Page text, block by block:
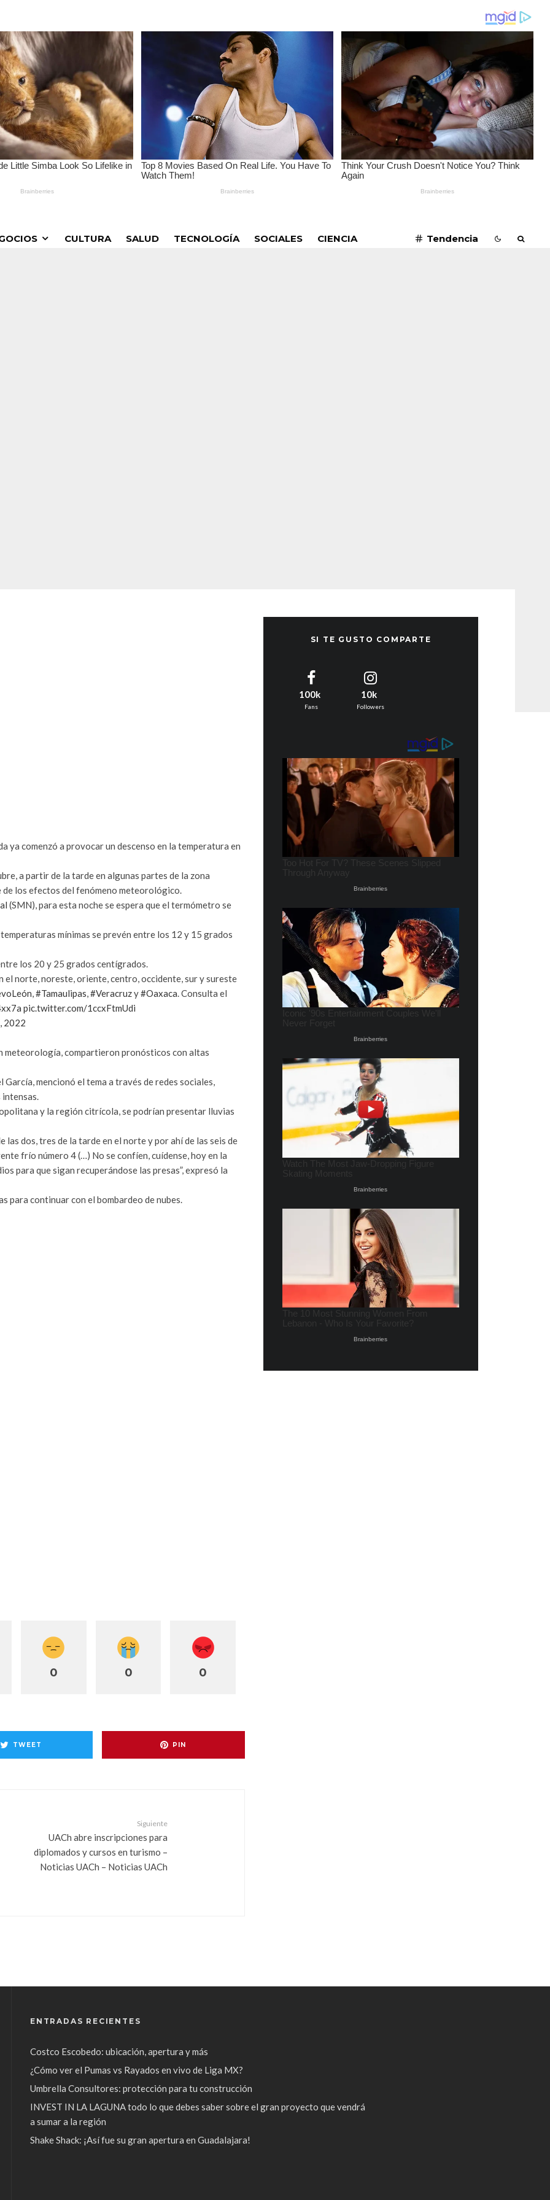
CULTURA SALUD TECNOLOGÍA SOCIALES CIENCIA Tendencia
ya comenzó a provocar un descenso en la temperatura en
a partir de la tarde en algunas partes de la zona
los efectos del fenómeno meteorológico.
(SMN), para esta noche se espera que el termómetro se
mínimas se prevén entre los 12 y 15 grados
los 20 y 25 grados centígrados.
el norte, noreste, oriente, centro, occidente, sur y sureste
,#Tamaulipas,#Veracruzy#Oaxaca. Consulta el
pic.twitter.com/1ccxFtmUdi
2022
meteorología, compartieron pronósticos con altas
mencionó el tema a través de redes sociales,
y la región citrícola, se podrían presentar lluvias
dos, tres de la tarde en el norte y por ahí de las seis de
frío número 4 (…) No se confíen, cuídense, hoy en la
para que sigan recuperándose las presas”, expresó la
para continuar con el bombardeo de nubes.
0 0 0
TWEET PIN
Siguiente
UACh abre inscripciones para
diplomados y cursos en turismo –
Noticias UACh – Noticias UACh
SI TE GUSTO COMPARTE
100k
Fans
10k
Followers
ENTRADAS RECIENTES
Costco Escobedo: ubicación, apertura y más
¿Cómo ver el Pumas vs Rayados en vivo de Liga MX?
Umbrella Consultores: protección para tu construcción
INVEST IN LA LAGUNA todo lo que debes saber sobre el gran proyecto que vendrá
a sumar a la región
Shake Shack: ¡Así fue su gran apertura en Guadalajara!